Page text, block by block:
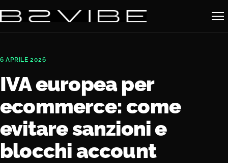
6 APRILE 2026
IVA europea per
ecommerce: come
evitare sanzioni e
blocchi account